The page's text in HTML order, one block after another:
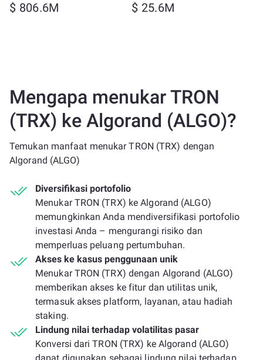
$ 806.6M $ 25.6M
Mengapa menukar TRON
(TRX) ke Algorand (ALGO)?
Temukan manfaat menukar TRON (TRX) dengan
Algorand (ALGO)
Diversifikasi portofolio
Menukar TRON (TRX) ke Algorand (ALGO)
memungkinkan Anda mendiversifikasi portofolio
investasi Anda – mengurangi risiko dan
memperluas peluang pertumbuhan.
Akses ke kasus penggunaan unik
Menukar TRON (TRX) dengan Algorand (ALGO)
memberikan akses ke fitur dan utilitas unik,
termasuk akses platform, layanan, atau hadiah
staking.
Lindung nilai terhadap volatilitas pasar
Konversi dari TRON (TRX) ke Algorand (ALGO)